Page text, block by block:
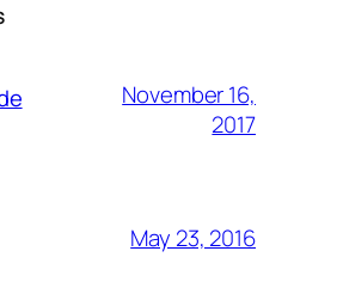
November 16,
2017
May 23, 2016